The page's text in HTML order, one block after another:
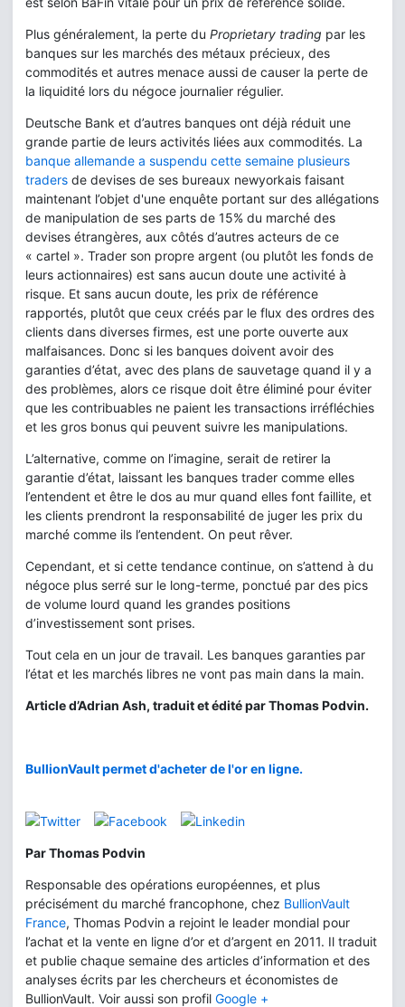
Plus généralement, la perte du Proprietary trading par les
banques sur les marchés des métaux précieux, des
commodités et autres menace aussi de causer la perte de
la liquidité lors du négoce journalier régulier.
Deutsche Bank et d’autres banques ont déjà réduit une
grande partie de leurs activités liées aux commodités. La
banque allemande a suspendu cette semaine plusieurs
traders de devises de ses bureaux newyorkais faisant
maintenant l’objet d'une enquête portant sur des allégations
de manipulation de ses parts de 15% du marché des
devises étrangères, aux côtés d’autres acteurs de ce
« cartel ». Trader son propre argent (ou plutôt les fonds de
leurs actionnaires) est sans aucun doute une activité à
risque. Et sans aucun doute, les prix de référence
rapportés, plutôt que ceux créés par le flux des ordres des
clients dans diverses firmes, est une porte ouverte aux
malfaisances. Donc si les banques doivent avoir des
garanties d’état, avec des plans de sauvetage quand il y a
des problèmes, alors ce risque doit être éliminé pour éviter
que les contribuables ne paient les transactions irréfléchies
et les gros bonus qui peuvent suivre les manipulations.
L’alternative, comme on l’imagine, serait de retirer la
garantie d’état, laissant les banques trader comme elles
l’entendent et être le dos au mur quand elles font faillite, et
les clients prendront la responsabilité de juger les prix du
marché comme ils l’entendent. On peut rêver.
Cependant, et si cette tendance continue, on s’attend à du
négoce plus serré sur le long-terme, ponctué par des pics
de volume lourd quand les grandes positions
d’investissement sont prises.
Tout cela en un jour de travail. Les banques garanties par
l’état et les marchés libres ne vont pas main dans la main.
Article d’Adrian Ash, traduit et édité par Thomas Podvin.
BullionVault permet d'acheter de l'or en ligne.
Par Thomas Podvin
Responsable des opérations européennes, et plus
précisément du marché francophone, chez BullionVault
France, Thomas Podvin a rejoint le leader mondial pour
l’achat et la vente en ligne d’or et d’argent en 2011. Il traduit
et publie chaque semaine des articles d’information et des
analyses écrits par les chercheurs et économistes de
BullionVault. Voir aussi son profil Google +